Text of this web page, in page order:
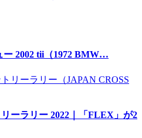
ー 2002 tii（1972 BMW…
ーラリー 2022｜「FLEX」が2